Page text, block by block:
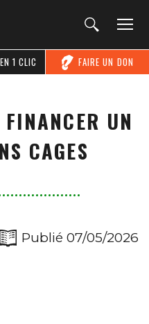
FAIRE UN DON
1 CLIC
UN
CAGES
Publié 07/05/2026